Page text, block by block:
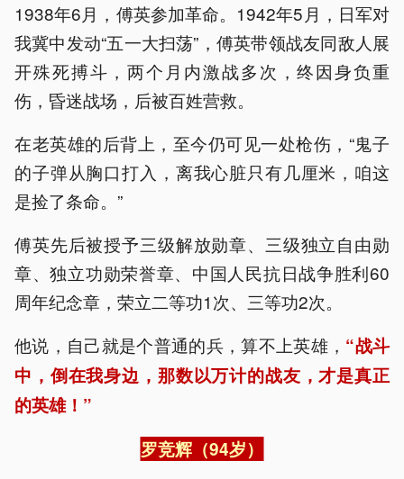
1938年6月，傅英参加革命。1942年5月，日军对
我冀中发动“五一大扫荡”，傅英带领战友同敌人展
开殊死搏斗，两个月内激战多次，终因身负重
伤，昏迷战场，后被百姓营救。
在老英雄的后背上，至今仍可见一处枪伤，“鬼子
的子弹从胸口打入，离我心脏只有几厘米，咱这
是捡了条命。”
傅英先后被授予三级解放勋章、三级独立自由勋
章、独立功勋荣誉章、中国人民抗日战争胜利60
周年纪念章，荣立二等功1次、三等功2次。
他说，自己就是个普通的兵，算不上英雄， “战斗
中，倒在我身边，那数以万计的战友，才是真正
的英雄！”
罗竞辉（94岁）